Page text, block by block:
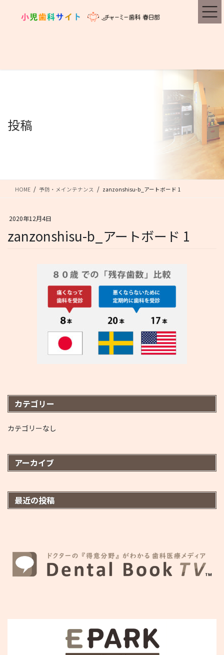
投稿
HOME 予防・メインテナンス zanzonshisu-b_アートボード 1
2020年12月4日
zanzonshisu-b_アートボード 1
カテゴリー
カテゴリーなし
アーカイブ
最近の投稿